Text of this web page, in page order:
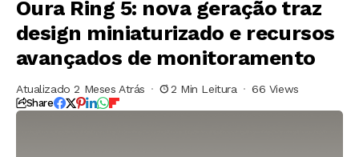
Oura Ring 5: nova geração traz
design miniaturizado e recursos
avançados de monitoramento
Atualizado 2 Meses Atrás 2 Min Leitura 66 Views
Share